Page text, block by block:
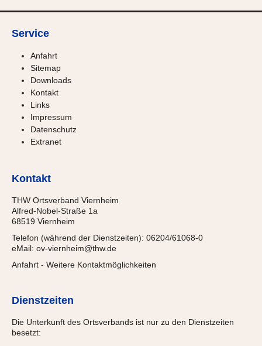
Service
Anfahrt
Sitemap
Downloads
Kontakt
Links
Impressum
Datenschutz
Extranet
Kontakt
THW Ortsverband Viernheim
Alfred-Nobel-Straße 1a
68519 Viernheim
Telefon (während der Dienstzeiten): 06204/61068-0
eMail: ov-viernheim@thw.de
Anfahrt - Weitere Kontaktmöglichkeiten
Dienstzeiten
Die Unterkunft des Ortsverbands ist nur zu den Dienstzeiten
besetzt: